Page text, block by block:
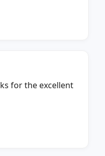
for the excellent